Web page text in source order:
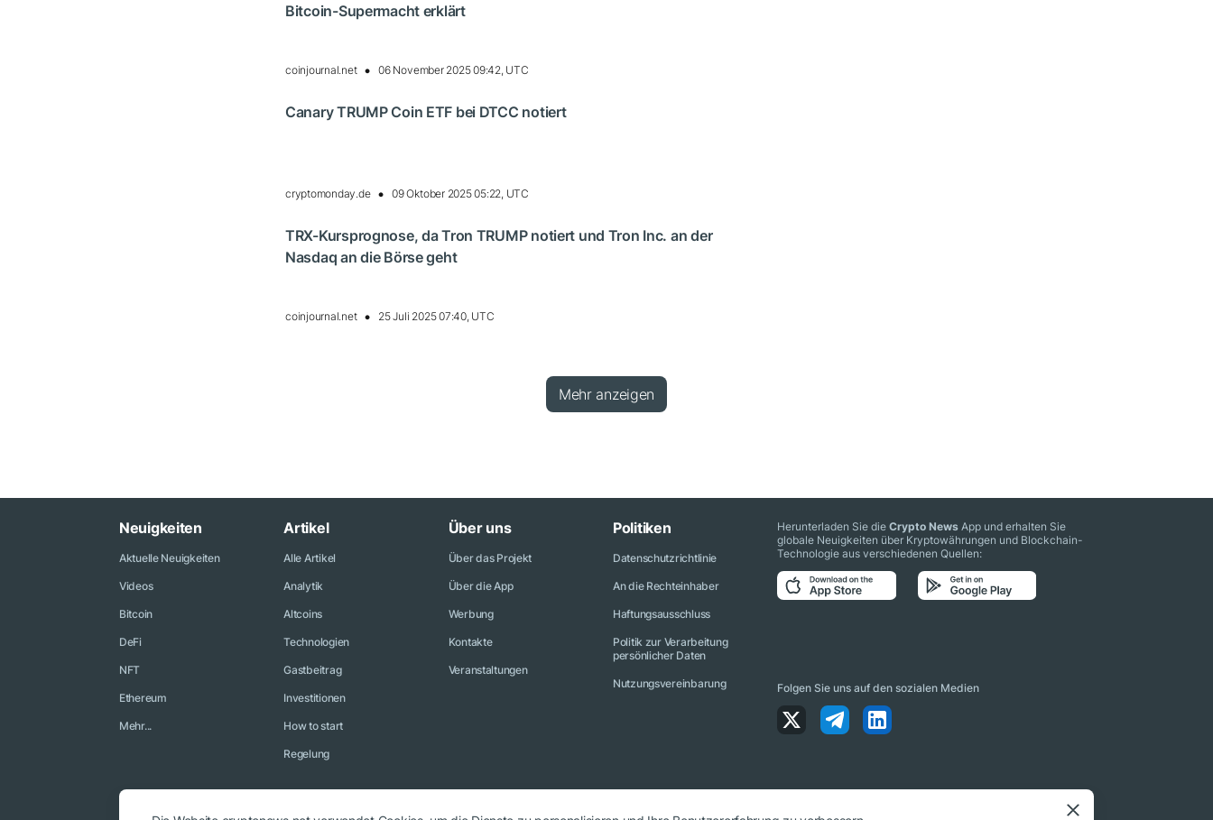
Bitcoin-Supermacht erklärt
coinjournal.net 06 November 2025 09:42, UTC
Canary TRUMP Coin ETF bei DTCC notiert
cryptomonday.de 09 Oktober 2025 05:22, UTC
TRX-Kursprognose, da Tron TRUMP notiert und Tron Inc. an der
Nasdaq an die Börse geht
coinjournal.net 25 Juli 2025 07:40, UTC
Mehr anzeigen
Neuigkeiten
Aktuelle Neuigkeiten
Videos
Bitcoin
DeFi
NFT
Ethereum
Mehr...
Artikel
Alle Artikel
Analytik
Altcoins
Technologien
Gastbeitrag
Investitionen
How to start
Regelung
Über uns
Über das Projekt
Über die App
Werbung
Kontakte
Veranstaltungen
Politiken
Datenschutzrichtlinie
An die Rechteinhaber
Haftungsausschluss
Politik zur Verarbeitung
persönlicher Daten
Nutzungsvereinbarung
Herunterladen Sie dieCrypto News App und erhalten Sie
globale Neuigkeiten über Kryptowährungen und Blockchain-
Technologie aus verschiedenen Quellen:
Folgen Sie uns auf den sozialen Medien